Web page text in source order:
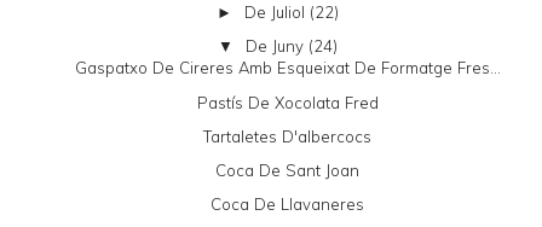
► De Juliol (22)
▼ De Juny (24)
Gaspatxo De Cireres Amb Esqueixat De Formatge Fres...
Pastís De Xocolata Fred
Tartaletes D'albercocs
Coca De Sant Joan
Coca De Llavaneres